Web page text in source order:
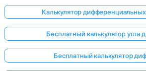
Войдите
здесь!
Калькулятор
Бесплатный калькулятор угла
Бесплатный калькулятор